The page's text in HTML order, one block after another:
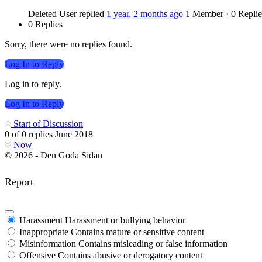
Deleted User replied 1 year, 2 months ago 1 Member · 0
0 Replies
Sorry, there were no replies found.
Log In to Reply
Log in to reply.
Log In to Reply
Start of Discussion
0 of0 replies June 2018
Now
© 2026 - Den Goda Sidan
Report
Harassment Harassment or bullying behavior
Inappropriate Contains mature or sensitive content
Misinformation Contains misleading or false information
Offensive Contains abusive or derogatory content